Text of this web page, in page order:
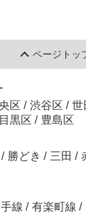
ページトッ
区 / 渋谷区 / 世
目黒区 / 豊島区
/ 勝どき / 三田 /
線 / 有楽町線 /